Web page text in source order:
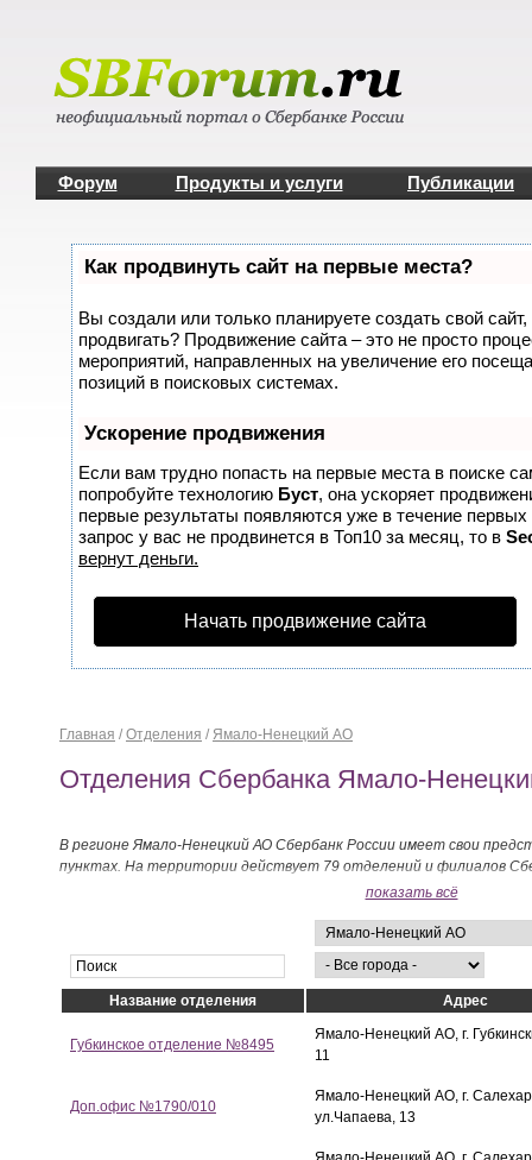
Форум Продукты и услуги Публикации
Как продвинуть сайт на первые места?
Вы создали или только планируете создать свой сайт,
продвигать? Продвижение сайта – это не просто
мероприятий, направленных на увеличение его
позиций в поисковых системах.
Ускорение продвижения
Если вам трудно попасть на первые места в поиске
попробуйте технологию Буст, она ускоряет
первые результаты появляются уже в течение
запрос у вас не продвинется в Топ10 за месяц, то в
вернут деньги.
Начать продвижение сайта
Главная / Отделения / Ямало-Ненецкий АО
Отделения Сбербанка Ямало-
В регионе Ямало-Ненецкий АО Сбербанк России имеет свои
пунктах. На территории действует 79 отделений и филиалов
показать всё
Название отделения Адрес
Губкинское отделение №8495
Ямало-Ненецкий АО, г.
11
Доп.офис №1790/010
Ямало-Ненецкий АО, г.
ул.Чапаева, 13